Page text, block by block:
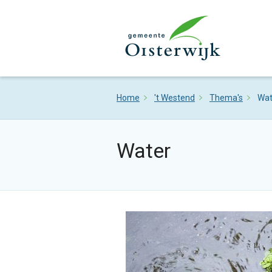
Home 't Westend Thema's
Water